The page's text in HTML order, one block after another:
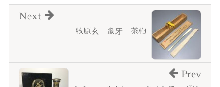
牧原玄 象牙 茶杓
Next
Prev